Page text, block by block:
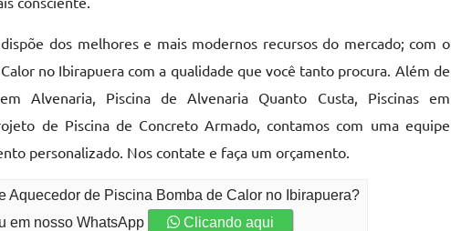
dos melhores e mais modernos recursos do mercado; com o
no Ibirapuera com a qualidade que você tanto procura. Além de
Alvenaria, Piscina de Alvenaria Quanto Custa, Piscinas em
de Piscina de Concreto Armado, contamos com uma equipe
personalizado. Nos contate e faça um orçamento.
Aquecedor de Piscina Bomba de Calor no Ibirapuera?
em nosso WhatsApp Clicando aqui